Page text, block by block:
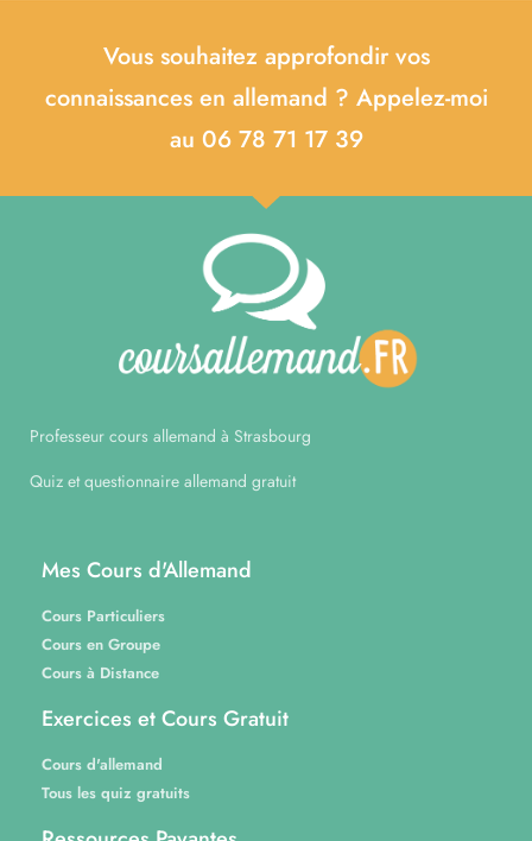
Vous souhaitez approfondir vos
connaissances en allemand ? Appelez-moi
au 06 78 71 17 39
Professeur cours allemand à Strasbourg
Quiz et questionnaire allemand gratuit
Mes Cours d'Allemand
Cours Particuliers
Cours en Groupe
Cours à Distance
Exercices et Cours Gratuit
Cours d'allemand
Tous les quiz gratuits